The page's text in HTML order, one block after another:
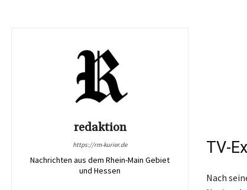
redaktion
https://rm-kurier.de
Nachrichten aus dem Rhein-Main Gebiet
und Hessen
TV-
Nach